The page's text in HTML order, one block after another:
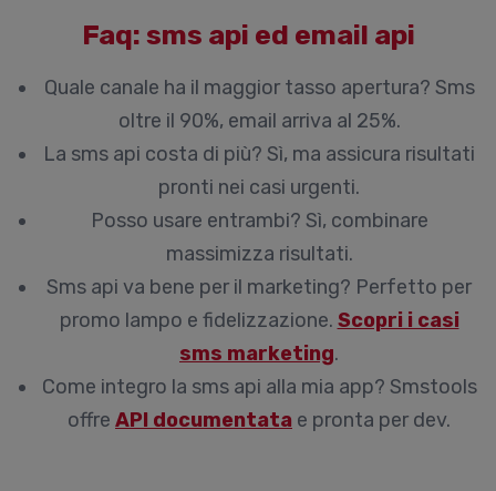
Faq: sms api ed email api
Quale canale ha il maggior tasso apertura? Sms
oltre il 90%, email arriva al 25%.
La sms api costa di più? Sì, ma assicura risultati
pronti nei casi urgenti.
Posso usare entrambi? Sì, combinare
massimizza risultati.
Sms api va bene per il marketing? Perfetto per
promo lampo e fidelizzazione. Scopri i casi
sms marketing.
Come integro la sms api alla mia app? Smstools
offre API documentata e pronta per dev.